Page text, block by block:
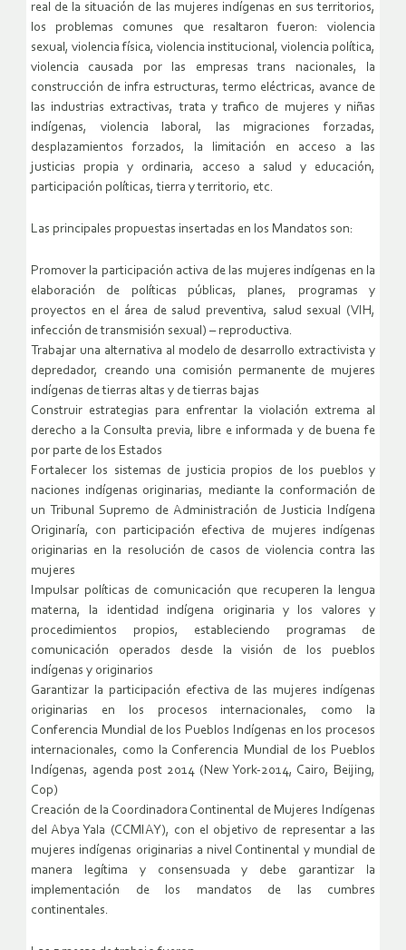
real de la situación de las mujeres indígenas en sus territorios,
los problemas comunes que resaltaron fueron: violencia
sexual, violencia física, violencia institucional, violencia política,
violencia causada por las empresas trans nacionales, la
construcción de infra estructuras, termo eléctricas, avance de
las industrias extractivas, trata y trafico de mujeres y niñas
indígenas, violencia laboral, las migraciones forzadas,
desplazamientos forzados, la limitación en acceso a las
justicias propia y ordinaria, acceso a salud y educación,
participación políticas, tierra y territorio, etc.
Las principales propuestas insertadas en los Mandatos son:
Promover la participación activa de las mujeres indígenas en la
elaboración de políticas públicas, planes, programas y
proyectos en el área de salud preventiva, salud sexual (VIH,
infección de transmisión sexual) – reproductiva.
Trabajar una alternativa al modelo de desarrollo extractivista y
depredador, creando una comisión permanente de mujeres
indígenas de tierras altas y de tierras bajas
Construir estrategias para enfrentar la violación extrema al
derecho a la Consulta previa, libre e informada y de buena fe
por parte de los Estados
Fortalecer los sistemas de justicia propios de los pueblos y
naciones indígenas originarias, mediante la conformación de
un Tribunal Supremo de Administración de Justicia Indígena
Originaría, con participación efectiva de mujeres indígenas
originarias en la resolución de casos de violencia contra las
mujeres
Impulsar políticas de comunicación que recuperen la lengua
materna, la identidad indígena originaria y los valores y
procedimientos propios, estableciendo programas de
comunicación operados desde la visión de los pueblos
indígenas y originarios
Garantizar la participación efectiva de las mujeres indígenas
originarias en los procesos internacionales, como la
Conferencia Mundial de los Pueblos Indígenas en los procesos
internacionales, como la Conferencia Mundial de los Pueblos
Indígenas, agenda post 2014 (New York-2014, Cairo, Beijing,
Cop)
Creación de la Coordinadora Continental de Mujeres Indígenas
del Abya Yala (CCMIAY), con el objetivo de representar a las
mujeres indígenas originarias a nivel Continental y mundial de
manera legítima y consensuada y debe garantizar la
implementación de los mandatos de las cumbres
continentales.